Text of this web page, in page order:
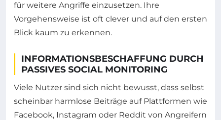
für weitere Angriffe einzusetzen. Ihre
Vorgehensweise ist oft clever und auf den ersten
Blick kaum zu erkennen.
INFORMATIONSBESCHAFFUNG DURCH
PASSIVES SOCIAL MONITORING
Viele Nutzer sind sich nicht bewusst, dass selbst
scheinbar harmlose Beiträge auf Plattformen wie
Facebook, Instagram oder Reddit von Angreifern